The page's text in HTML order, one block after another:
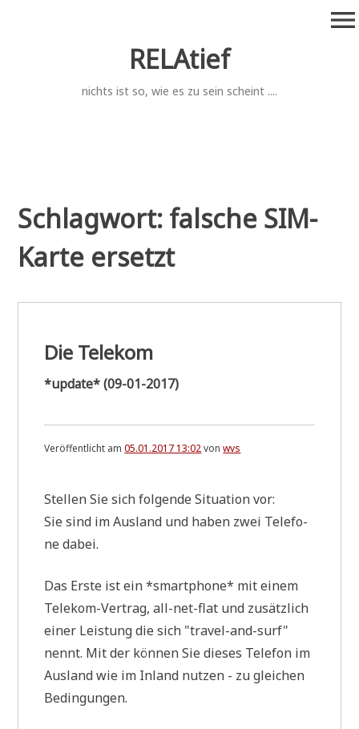
RELAtief
nichts ist so, wie es zu sein scheint ....
menu
Schlagwort: falsche SIM-
Karte ersetzt
Die Telekom
*update* (09-01-2017)
Veröffentlicht am05.01.2017 13:02vonwvs
Stel­len Sie sich fol­gen­de Situa­ti­on vor:
Sie sind im Aus­land und haben zwei Tele­fo­
ne dabei.
Das Erste ist ein *smart­phone* mit einem
Tele­kom-Ver­trag, all-net-flat und zusätz­lich
einer Lei­stung die sich "tra­vel-and-surf"
nennt. Mit der kön­nen Sie die­ses Tele­fon im
Aus­land wie im Inland nut­zen - zu glei­chen
Bedingungen.